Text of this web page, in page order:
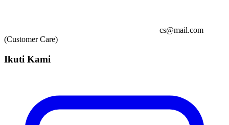
cs@mail.com
(Customer Care)
Ikuti Kami